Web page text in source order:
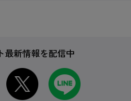
最新情報を配信中